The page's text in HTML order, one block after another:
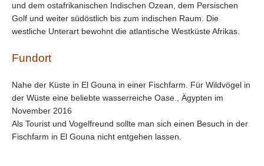
und dem ostafrikanischen Indischen Ozean, dem Persischen
Golf und weiter südöstlich bis zum indischen Raum. Die
westliche Unterart bewohnt die atlantische Westküste Afrikas.
Fundort
Nahe der Küste in El Gouna in einer Fischfarm. Für Wildvögel in
der Wüste eine beliebte wasserreiche Oase., Ägypten im
November 2016
Als Tourist und Vogelfreund sollte man sich einen Besuch in der
Fischfarm in El Gouna nicht entgehen lassen.